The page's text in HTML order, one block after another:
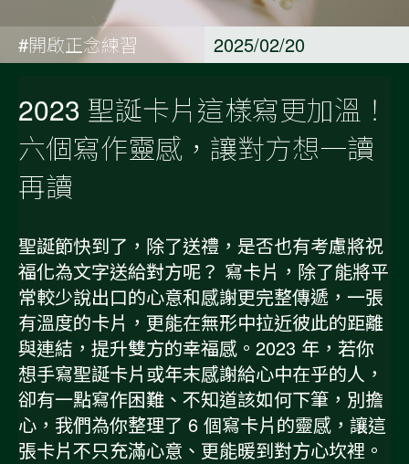
#開啟正念練習 2025/02/20
2023 聖誕卡片這樣寫更加溫！
六個寫作靈感，讓對方想一讀
再讀
聖誕節快到了，除了送禮，是否也有考慮將祝
福化為文字送給對方呢？ 寫卡片，除了能將平
常較少說出口的心意和感謝更完整傳遞，一張
有溫度的卡片，更能在無形中拉近彼此的距離
與連結，提升雙方的幸福感。2023 年，若你
想手寫聖誕卡片或年末感謝給心中在乎的人，
卻有一點寫作困難、不知道該如何下筆，別擔
心，我們為你整理了 6 個寫卡片的靈感，讓這
張卡片不只充滿心意、更能暖到對方心坎裡。